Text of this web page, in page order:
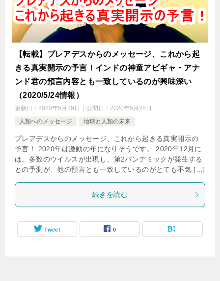
【転載】プレアデスからのメッセージ、これから起
きる真実開示の予言！インドの神童アビギャ・アナ
ンド君の預言内容とも一致しているのが興味深い
（2020/5/24情報）
更新日： 2020年5月29日 公開日： 2020年5月28日
人類へのメッセージ
地球と人類の未来
プレアデスからのメッセージ、これから起きる真実開示の
予言！ 2020年は激動の年になりそうです。 2020年12月に
は、多数のウイルスが出現し、第2パンデミックが発生する
との予測が、他の預言とも一致しているのがとても不気 […]
続きを読む
Tweet 0